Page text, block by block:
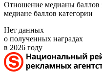
Отношение медианы баллов
медиане баллов категории
Нет данных
о полученных наградах
в 2026 году